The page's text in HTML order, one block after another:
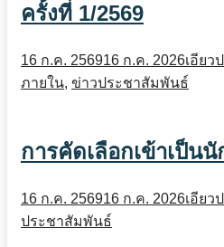
ครั้งที่ 1/2569
16 ก.ค. 256916 ก.ค. 2026เอียว
ภายใน, ข่าวประชาสัมพันธ์
การคัดเลือกเข้าเป็น
16 ก.ค. 256916 ก.ค. 2026เอียว
ประชาสัมพันธ์